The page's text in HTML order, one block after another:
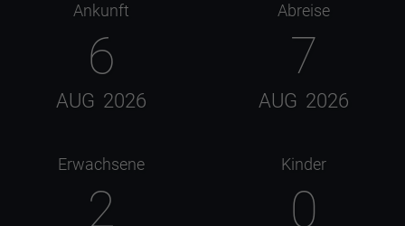
Ankunft
6
AUG 2026
Abreise
7
AUG 2026
Erwachsene
2
Kinder
0